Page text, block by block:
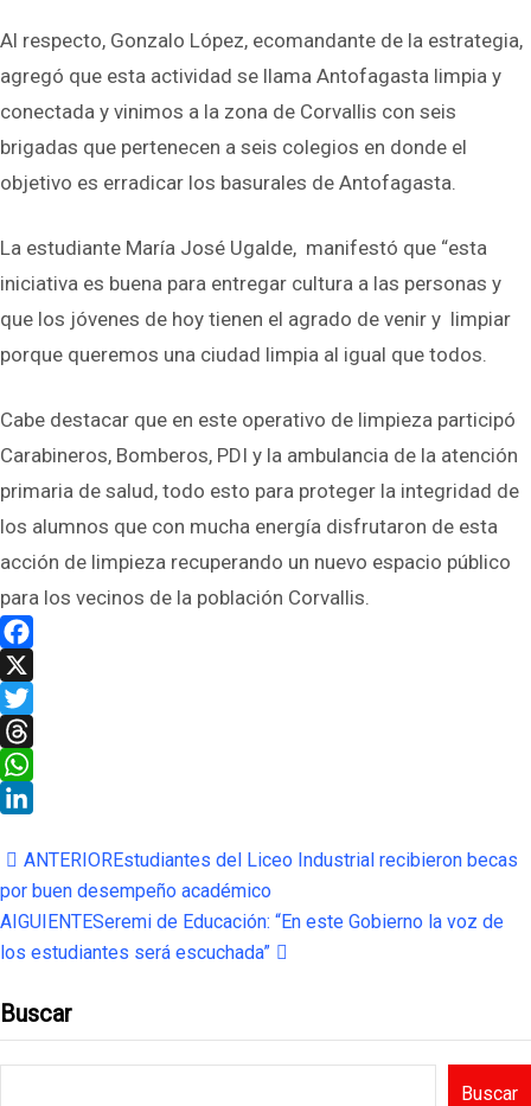
Al respecto, Gonzalo López, ecomandante de la estrategia,
agregó que esta actividad se llama Antofagasta limpia y
conectada y vinimos a la zona de Corvallis con seis
brigadas que pertenecen a seis colegios en donde el
objetivo es erradicar los basurales de Antofagasta.
La estudiante María José Ugalde, manifestó que “esta
iniciativa es buena para entregar cultura a las personas y
que los jóvenes de hoy tienen el agrado de venir y limpiar
porque queremos una ciudad limpia al igual que todos.
Cabe destacar que en este operativo de limpieza participó
Carabineros, Bomberos, PDI y la ambulancia de la atención
primaria de salud, todo esto para proteger la integridad de
los alumnos que con mucha energía disfrutaron de esta
acción de limpieza recuperando un nuevo espacio público
para los vecinos de la población Corvallis.
Facebook
X
Twitter
Threads
WhatsApp
ANTERIOREstudiantes del Liceo Industrial recibieron becas
por buen desempeño académico
AIGUIENTESeremi de Educación: “En este Gobierno la voz de
los estudiantes será escuchada”
Buscar
Buscar